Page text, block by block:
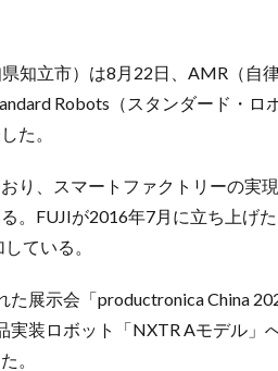
知立市）は8月22日、AMR（自
Robots（スタンダード・ロ
た。
り、スマートファクトリーの実
。FUJIが2016年7月に立ち上げ
ている。
展示会「productronica China
実装ロボット「NXTR Aモデル」
。